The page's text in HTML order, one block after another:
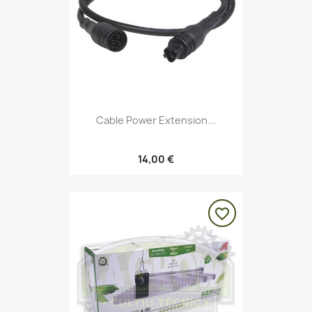
Cable Power Extension...
14,00 €
favorite_border